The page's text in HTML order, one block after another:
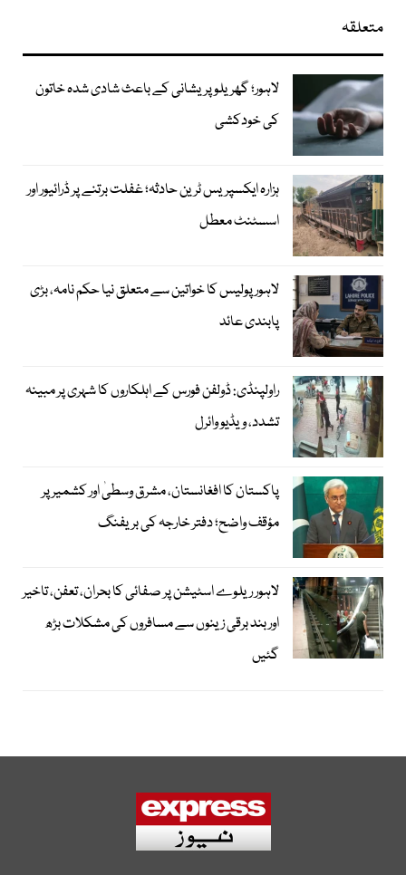
متعلقہ
لاہور؛ گھریلو پریشانی کے باعث شادی شدہ خاتون
کی خودکشی
ہزارہ ایکسپریس ٹرین حادثہ؛ غفلت برتنے پر ڈرائیور اور
اسسٹنٹ معطل
لاہور پولیس کا خواتین سے متعلق نیا حکم نامہ، بڑی
پابندی عائد
راولپنڈی: ڈولفن فورس کے اہلکاروں کا شہری پر مبینہ
تشدد، ویڈیو وائرل
پاکستان کا افغانستان، مشرق وسطیٰ اور کشمیر پر
مؤقف واضح؛ دفتر خارجہ کی بریفنگ
لاہور ریلوے اسٹیشن پر صفائی کا بحران، تعفن، تاخیر
اور بند برقی زینوں سے مسافروں کی مشکلات بڑھ
گئیں